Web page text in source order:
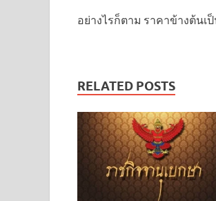
อย่างไรก็ตาม ราคาข้างต้น
RELATED POSTS